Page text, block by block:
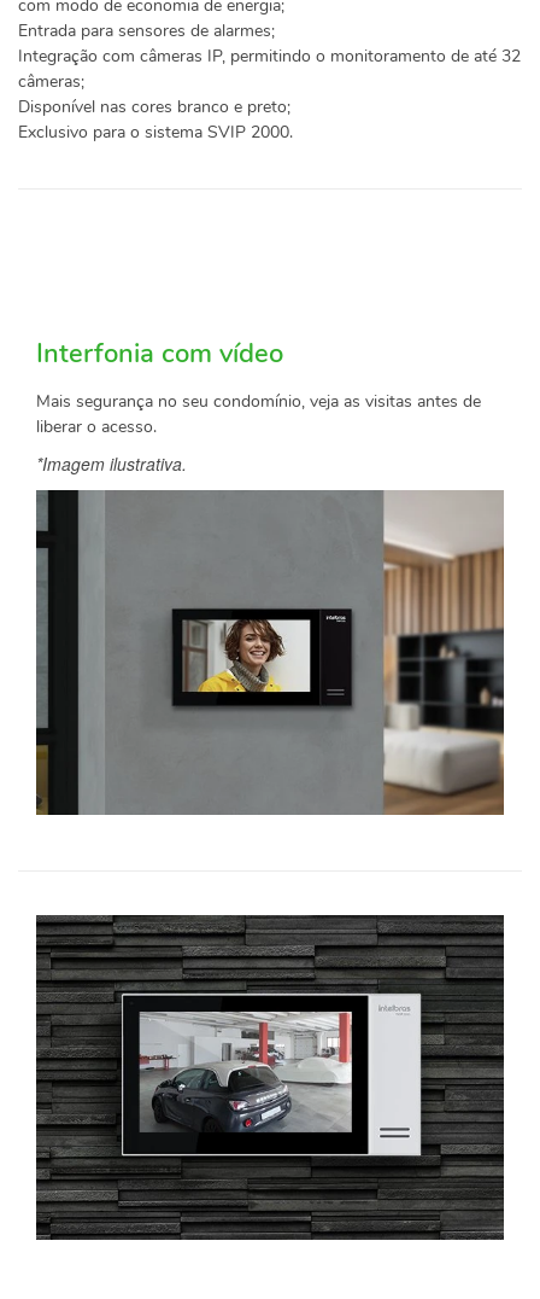
com modo de economia de energia;
Entrada para sensores de alarmes;
Integração com câmeras IP, permitindo o monitoramento de até 32
câmeras;
Disponível nas cores branco e preto;
Exclusivo para o sistema SVIP 2000.
Interfonia com vídeo
Mais segurança no seu condomínio, veja as visitas antes de
liberar o acesso.
*Imagem ilustrativa.